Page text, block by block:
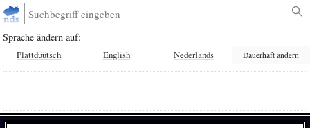
Sprache ändern auf:
Plattdüütsch English Nederlands Dauerhaft ändern